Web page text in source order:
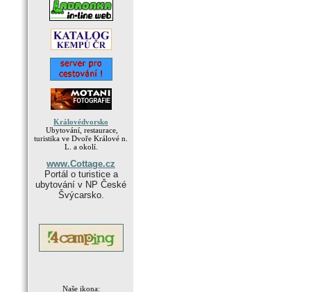
Královédvorsko
Ubytování, restaurace,
turistika ve Dvoře Králové n.
L. a okolí.
www.Cottage.cz
Portál o turistice a
ubytování v NP České
Švýcarsko.
Naše ikona: